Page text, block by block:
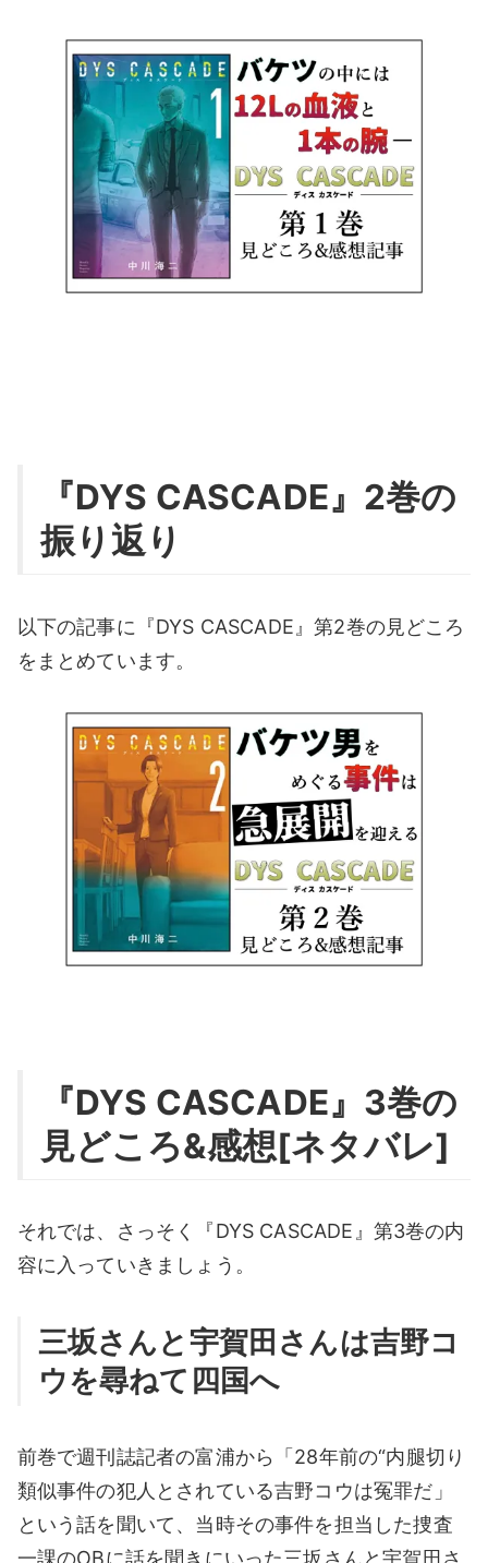
『DYS CASCADE』2巻の
振り返り
以下の記事に『DYS CASCADE』第2巻の見どころ
をまとめています。
『DYS CASCADE』3巻の
見どころ&感想[ネタバレ]
それでは、さっそく『DYS CASCADE』第3巻の内
容に入っていきましょう。
三坂さんと宇賀田さんは吉野コ
ウを尋ねて四国へ
前巻で週刊誌記者の富浦から「28年前の“内腿切り
類似事件の犯人とされている吉野コウは冤罪だ」
という話を聞いて、当時その事件を担当した捜査
一課のOBに話を聞きにいった三坂さんと宇賀田さ